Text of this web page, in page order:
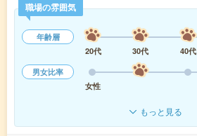
職場の雰囲気
年齢層
20代
30代 40代
男女比率
女性
もっと見る